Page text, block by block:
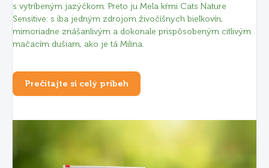
s vytríbeným jazýčkom. Preto ju Mela kŕmi Cats Nature
Sensitive: s iba jedným zdrojom živočíšnych bielkovín,
mimoriadne znášanlivým a dokonale prispôsobeným citlivým
mačacím dušiam, ako je tá Milina.
Prečítajte si celý príbeh